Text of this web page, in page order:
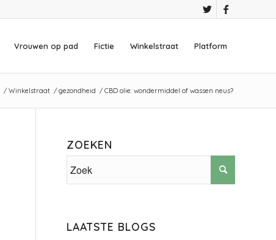
Vrouwen op pad Fictie Winkelstraat Platform
/ Winkelstraat / gezondheid / CBD olie: wondermiddel of wassen neus?
ZOEKEN
LAATSTE BLOGS